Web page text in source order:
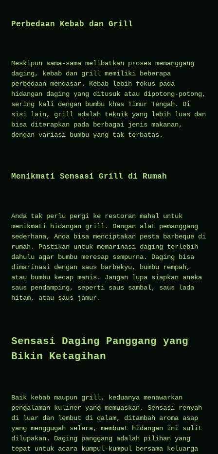
Perbedaan Kebab dan Grill
Meskipun sama-sama melibatkan proses memanggang
daging, kebab dan grill memiliki beberapa
perbedaan mendasar. Kebab lebih fokus pada
hidangan daging yang ditusuk atau dipotong-potong,
sering kali dengan bumbu khas Timur Tengah. Di
sisi lain, grill adalah teknik yang lebih luas dan
bisa diterapkan pada berbagai jenis makanan,
dengan variasi bumbu yang tak terbatas.
Menikmati Sensasi Grill di Rumah
Anda tak perlu pergi ke restoran mahal untuk
menikmati hidangan grill. Dengan alat pemanggang
sederhana, Anda bisa menciptakan pesta barbeque di
rumah. Pastikan untuk memarinasi daging terlebih
dahulu agar bumbu meresap sempurna. Daging bisa
dimarinasi dengan saus barbekyu, bumbu rempah,
atau bumbu kecap manis. Jangan lupa siapkan aneka
saus pendamping, seperti saus sambal, saus lada
hitam, atau saus jamur.
Sensasi Daging Panggang yang
Bikin Ketagihan
Baik kebab maupun grill, keduanya menawarkan
pengalaman kuliner yang memuaskan. Sensasi renyah
di luar dan lembut di dalam, ditambah aroma asap
yang menggugah selera, membuat hidangan ini sulit
dilupakan. Daging panggang adalah pilihan yang
tepat untuk acara kumpul-kumpul bersama keluarga